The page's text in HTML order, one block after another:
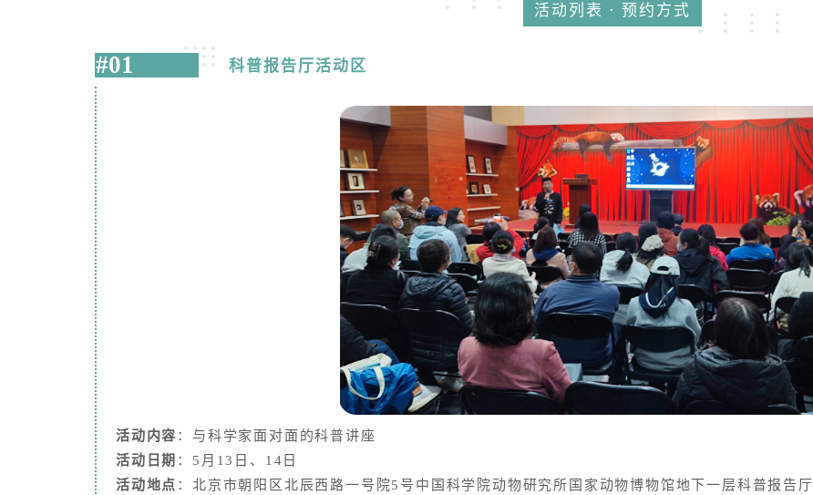
活动列表 · 预约方式
#01 科普报告厅活动区
活动内容 ：与科学家面对面的科普讲座
活动日期 ：5月13日、14日
活动地点 ：北京市朝阳区北辰西路一号院5号中国科学院动物研究所国家动物博物馆地下一层科普报告厅